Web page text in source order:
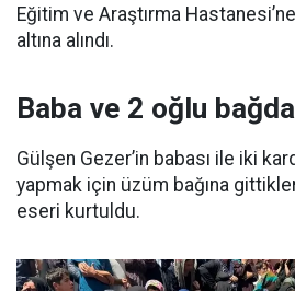
Eğitim ve Araştırma
altına alındı.
Baba ve 2 oğlu
Gülşen Gezer’in babası ile iki
yapmak için üzüm bağına
eseri kurtuldu.